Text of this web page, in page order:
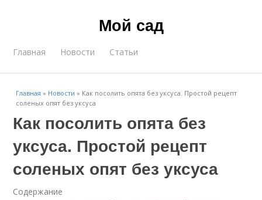
Мой сад
Главная Новости Статьи
Главная » Новости » Как посолить опята без уксуса. Простой рецепт
соленых опят без уксуса
Как посолить опята без
уксуса. Простой рецепт
соленых опят без уксуса
Содержание